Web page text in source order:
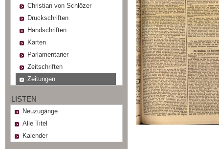
Christian von Schlözer
Druckschriften
Handschriften
Karten
Parlamentarier
Zeitschriften
Zeitungen
LISTEN
Neuzugänge
Alle Titel
Kalender